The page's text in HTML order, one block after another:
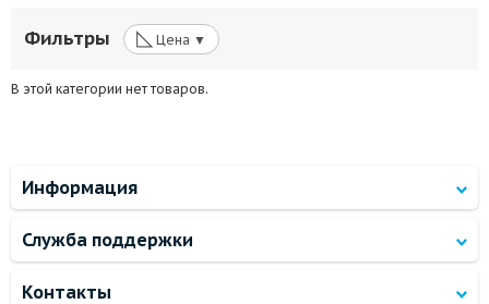
Фильтры ◺ Цена ▼
В этой категории нет товаров.
Информация
Служба поддержки
Контакты